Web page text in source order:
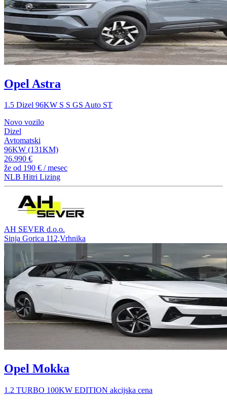
Opel Astra
1.5 Dizel 96KW S S GS Auto ST
Novo vozilo
Dizel
Avtomatski
96KW (131KM)
26.990 €
že od 190 € / mesec
NLB Hitri Lizing
AH SEVER d.o.o.
Sinja Gorica 112,Vrhnika
Opel Mokka
1.2 TURBO 100KW EDITION akcijska cena